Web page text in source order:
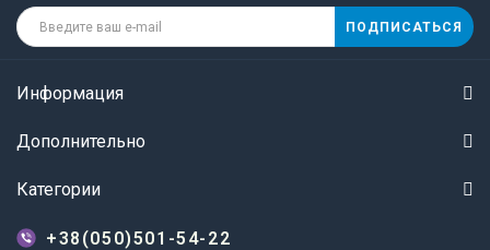
ПОДПИСАТЬСЯ
Информация
Дополнительно
Категории
+38(050)501-54-22